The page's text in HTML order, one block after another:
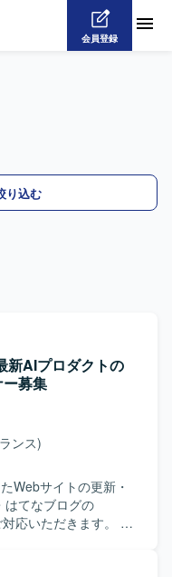
会員登録
り込む
新AIプロダクトの
募集
ンス)
Webサイトの更新・
はてなブログの
応いただきます。 ・